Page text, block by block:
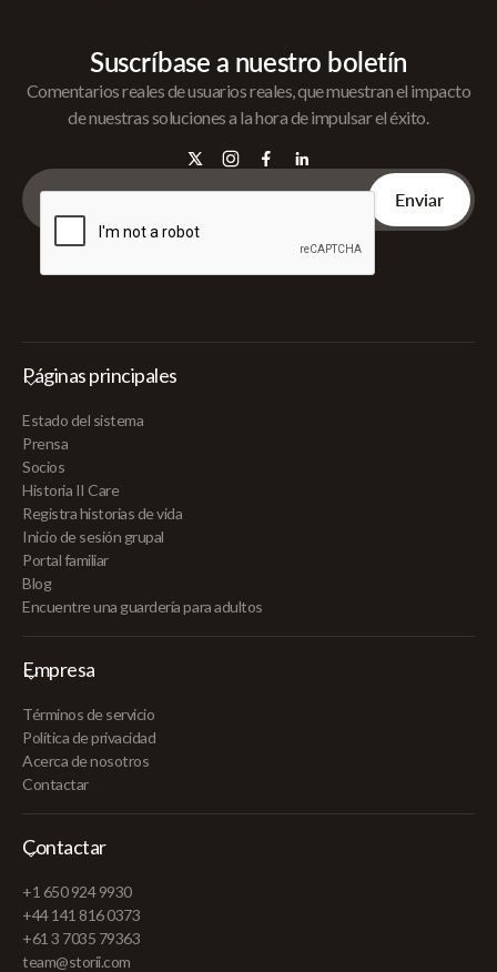
Suscríbase a nuestro boletín
Comentarios reales de usuarios reales, que muestran el impacto
de nuestras soluciones a la hora de impulsar el éxito.
Páginas principales
Estado del sistema
Prensa
Socios
Historia II Care
Registra historias de vida
Inicio de sesión grupal
Portal familiar
Blog
Encuentre una guardería para adultos
Empresa
Términos de servicio
Política de privacidad
Acerca de nosotros
Contactar
Contactar
+1 650 924 9930
+44 141 816 0373
+61 3 7035 79363
team@storii.com